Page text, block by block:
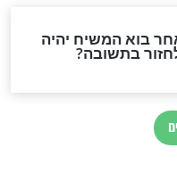
לחדרו של הרב
אך חיוכו נמחק